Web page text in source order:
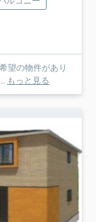
もっと見る